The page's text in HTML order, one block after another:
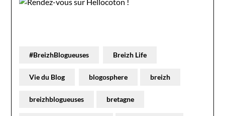
#BreizhBlogueuses Breizh Life
Vie du Blog blogosphere breizh
breizhblogueuses bretagne